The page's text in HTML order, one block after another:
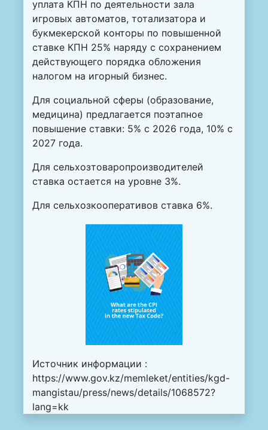
уплата КПН по деятельности зала
игровых автоматов, тотализатора и
букмекерской конторы по повышенной
ставке КПН 25% наряду с сохранением
действующего порядка обложения
налогом на игорный бизнес.
Для социальной сферы (образование,
медицина) предлагается поэтапное
повышение ставки: 5% с 2026 года, 10% с
2027 года.
Для сельхозтоваропроизводителей
ставка остается на уровне 3%.
Для сельхозкооперативов ставка 6%.
Источник информации :
https://www.gov.kz/memleket/entities/kgd-
mangistau/press/news/details/1068572?
lang=kk